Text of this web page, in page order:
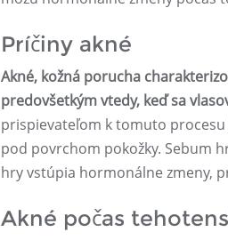
Príčiny akné
Akné, kožná porucha
predovšetkým vtedy, keď sa
prispievateľom k tomuto
pod povrchom pokožky. Sebum
hry vstúpia hormonálne zmeny,
Akné počas